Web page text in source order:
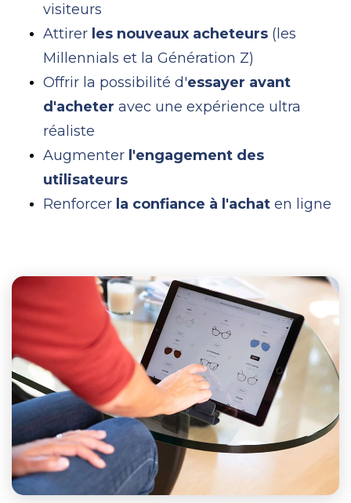
visiteurs
Attirer les nouveaux acheteurs (les
Millennials et la Génération Z)
Offrir la possibilité d'essayer avant
d'acheter avec une expérience ultra
réaliste
Augmenter l'engagement des
utilisateurs
Renforcer la confiance à l'achat en ligne